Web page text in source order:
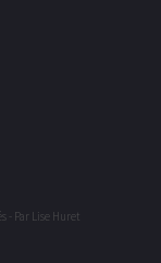
- Par Lise Huret